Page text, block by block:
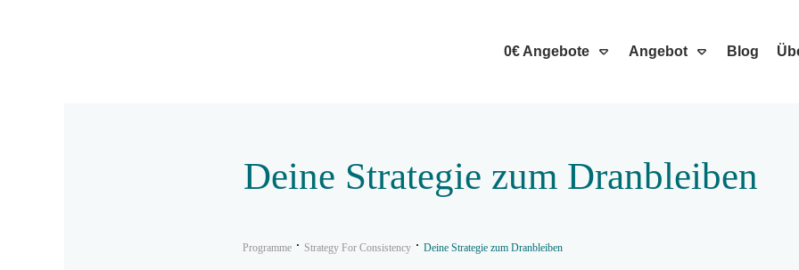
0€ Angebote Angebot Blog
Deine Strategie zum Dranbleiben
Programme Strategy For Consistency Deine Strategie zum Dranbleiben